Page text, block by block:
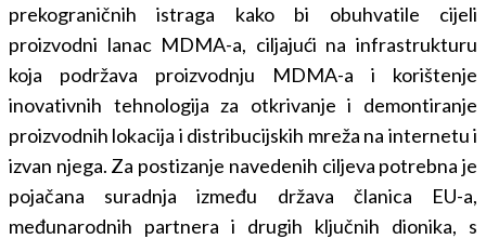
prekograničnih istraga kako bi obuhvatile cijeli
proizvodni lanac MDMA-a, ciljajući na infrastrukturu
koja podržava proizvodnju MDMA-a i korištenje
inovativnih tehnologija za otkrivanje i demontiranje
proizvodnih lokacija i distribucijskih mreža na internetu i
izvan njega. Za postizanje navedenih ciljeva potrebna je
pojačana suradnja između država članica EU-a,
međunarodnih partnera i drugih ključnih dionika, s